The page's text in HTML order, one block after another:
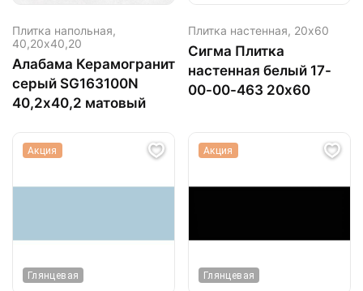
Плитка напольная,
40,20х40,20
Алабама Керамогранит
серый SG163100N
40,2х40,2 матовый
Плитка настенная, 20х60
Сигма Плитка
настенная белый 17-
00-00-463 20х60
Акция
Глянцевая
Акция
Глянцевая